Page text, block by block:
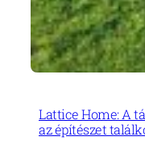
Lattice Home: A
az építészet